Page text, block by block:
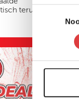
terug